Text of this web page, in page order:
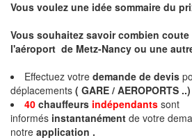
Vous voulez une idée sommaire du
Vous souhaitez savoir combien
l'aéroport de Metz-Nancy ou une
Effectuez votre demande de devis
déplacements ( GARE / AEROPORTS ..)
40 chauffeurs indépendants sont
informés instantanément de votre
notre application .